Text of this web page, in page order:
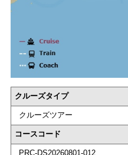
クルーズタイプ
クルーズツアー
コースコード
PRC-DS20260801-012